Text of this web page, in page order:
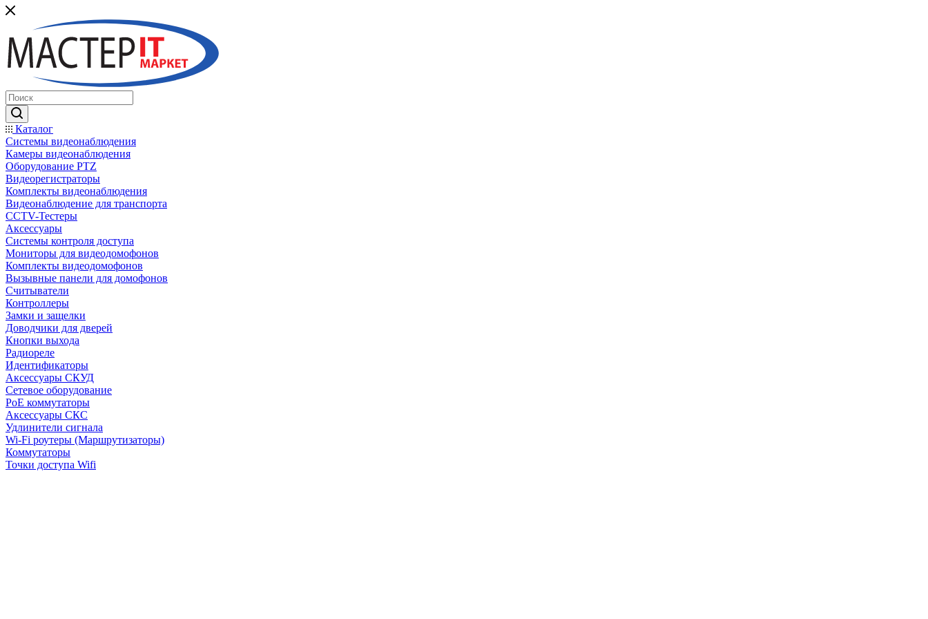
Каталог
Системы видеонаблюдения
Камеры видеонаблюдения
Оборудование PTZ
Видеорегистраторы
Комплекты видеонаблюдения
Видеонаблюдение для транспорта
CCTV-Тестеры
Аксессуары
Системы контроля доступа
Мониторы для видеодомофонов
Комплекты видеодомофонов
Вызывные панели для домофонов
Считыватели
Контроллеры
Замки и защелки
Доводчики для дверей
Кнопки выхода
Радиореле
Идентификаторы
Аксессуары СКУД
Сетевое оборудование
PoE коммутаторы
Аксессуары СКС
Удлинители сигнала
Wi-Fi роутеры (Маршрутизаторы)
Коммутаторы
Точки доступа Wifi